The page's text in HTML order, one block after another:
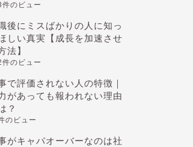
件のビュー
後にミスばかりの人に知っ
しい真実【成長を加速させ
法】
件のビュー
で評価されない人の特徴｜
があっても報われない理由
？
のビュー
がキャパオーバーなのは社